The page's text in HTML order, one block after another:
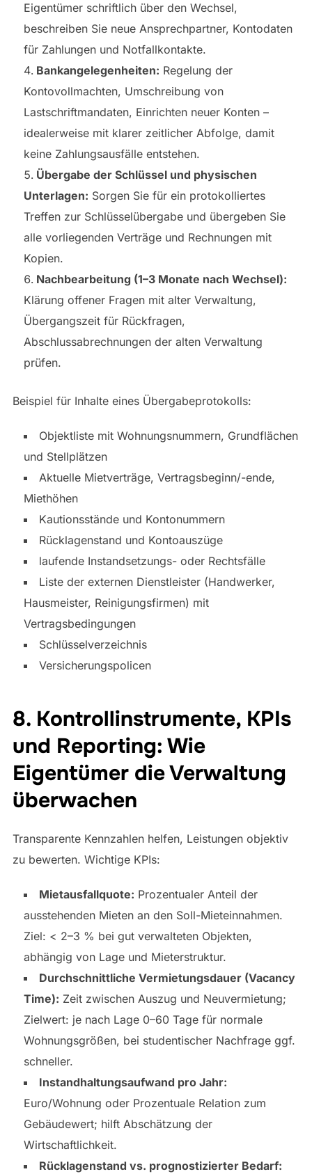
Eigentümer schriftlich über den Wechsel,
beschreiben Sie neue Ansprechpartner, Kontodaten
für Zahlungen und Notfallkontakte.
Bankangelegenheiten: Regelung der
Kontovollmachten, Umschreibung von
Lastschriftmandaten, Einrichten neuer Konten –
idealerweise mit klarer zeitlicher Abfolge, damit
keine Zahlungsausfälle entstehen.
Übergabe der Schlüssel und physischen
Unterlagen: Sorgen Sie für ein protokolliertes
Treffen zur Schlüsselübergabe und übergeben Sie
alle vorliegenden Verträge und Rechnungen mit
Kopien.
Nachbearbeitung (1–3 Monate nach Wechsel):
Klärung offener Fragen mit alter Verwaltung,
Übergangszeit für Rückfragen,
Abschlussabrechnungen der alten Verwaltung
prüfen.
Beispiel für Inhalte eines Übergabeprotokolls:
Objektliste mit Wohnungsnummern, Grundflächen
und Stellplätzen
Aktuelle Mietverträge, Vertragsbeginn/-ende,
Miethöhen
Kautionsstände und Kontonummern
Rücklagenstand und Kontoauszüge
laufende Instandsetzungs- oder Rechtsfälle
Liste der externen Dienstleister (Handwerker,
Hausmeister, Reinigungsfirmen) mit
Vertragsbedingungen
Schlüsselverzeichnis
Versicherungspolicen
8. Kontrollinstrumente, KPIs
und Reporting: Wie
Eigentümer die Verwaltung
überwachen
Transparente Kennzahlen helfen, Leistungen objektiv
zu bewerten. Wichtige KPIs:
Mietausfallquote: Prozentualer Anteil der
ausstehenden Mieten an den Soll-Mieteinnahmen.
Ziel: < 2–3 % bei gut verwalteten Objekten,
abhängig von Lage und Mieterstruktur.
Durchschnittliche Vermietungsdauer (Vacancy
Time): Zeit zwischen Auszug und Neuvermietung;
Zielwert: je nach Lage 0–60 Tage für normale
Wohnungsgrößen, bei studentischer Nachfrage ggf.
schneller.
Instandhaltungsaufwand pro Jahr:
Euro/Wohnung oder Prozentuale Relation zum
Gebäudewert; hilft Abschätzung der
Wirtschaftlichkeit.
Rücklagenstand vs. prognostizierter Bedarf: